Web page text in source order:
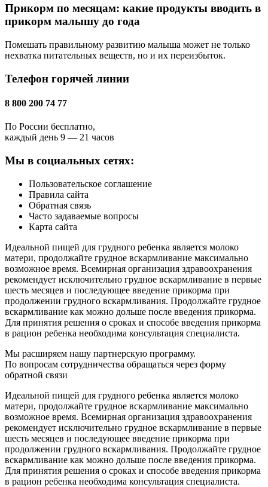
Прикорм по месяцам: какие продукты вводить в
прикорм малышу до года
Помешать правильному развитию малыша может не только
нехватка питательных веществ, но и их переизбыток.
Телефон горячей линии
8 800 200 74 77
По России бесплатно,
каждый день 9 — 21 часов
Мы в социальных сетях:
Пользовательское соглашение
Правила сайта
Обратная связь
Часто задаваемые вопросы
Карта сайта
Идеальной пищей для грудного ребенка является молоко
матери, продолжайте грудное вскармливание максимально
возможное время. Всемирная организация здравоохранения
рекомендует исключительно грудное вскармливание в первые
шесть месяцев и последующее введение прикорма при
продолжении грудного вскармливания. Продолжайте грудное
вскармливание как можно дольше после введения прикорма.
Для принятия решения о сроках и способе введения прикорма
в рацион ребенка необходима консультация специалиста.
Мы расширяем нашу партнерскую программу.
По вопросам сотрудничества обращаться через форму
обратной связи
Идеальной пищей для грудного ребенка является молоко
матери, продолжайте грудное вскармливание максимально
возможное время. Всемирная организация здравоохранения
рекомендует исключительно грудное вскармливание в первые
шесть месяцев и последующее введение прикорма при
продолжении грудного вскармливания. Продолжайте грудное
вскармливание как можно дольше после введения прикорма.
Для принятия решения о сроках и способе введения прикорма
в рацион ребенка необходима консультация специалиста.